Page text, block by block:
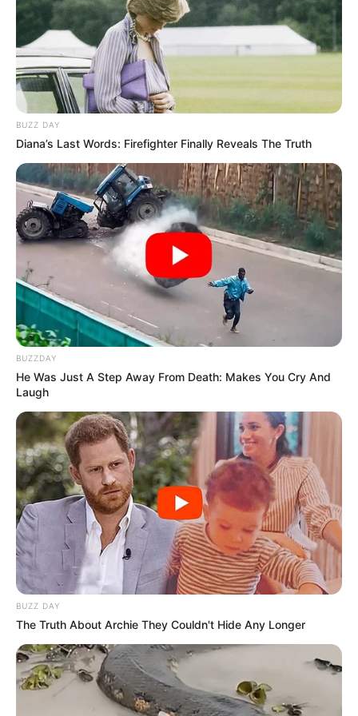
PLP 185 continua travado na Câmara dos
Deputados por erro em seu texto.
ACS e ACE: celetista, estatutário ou
contrato precário — entenda o que muda
DIVERSAS
MATÉRIAS EM DESTAQUE NOS ÚLTIMOS 30 DIAS
Prefeitura realiza a maior entrega de
história...
Agente de Saúde é indiciada por
falsificar visitas que nunca aconteceram.
Terceiro lote da restituição do IR paga
R$ 4,61 bilhões para 2,7 milhões de
contribuintes.
MATÉRIAS EM DESTAQUES
Agente de Saúde é indiciada por
Câmara dos Deputados: anuênios,
triênios, quinquênios, sexta-parte e
licenças-prêmio entram no debate.
BUZZ DAY
Diana’s Last Words: Firefighter Finally Reveals The Truth
BUZZDAY
He Was Just A Step Away From Death: Makes You Cry And
Laugh
BUZZ DAY
The Truth About Archie They Couldn't Hide Any Longer